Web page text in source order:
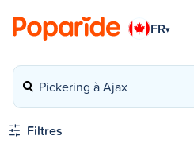
FR▾
Pickering à Ajax
Filtres